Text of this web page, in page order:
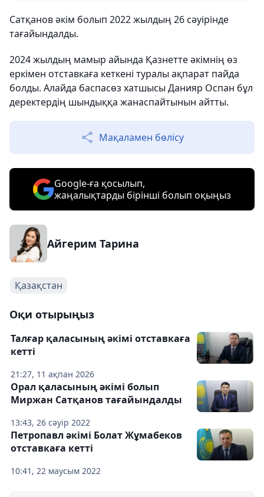
Сатқанов әкім болып 2022 жылдың 26 ​​сәуірінде
тағайындалды.
2024 жылдың мамыр айында Қазнетте әкімнің өз
еркімен отставкаға кеткені туралы ақпарат пайда
болды. Алайда баспасөз хатшысы Данияр Оспан бұл
деректердің шындыққа жанаспайтынын айтты.
Мақаламен бөлісу
Google-ға қосылып,
жаңалықтарды бірінші болып оқыңыз
Айгерим Тарина
Қазақстан
Оқи отырыңыз
21:27, 11 ақпан 2026
Талғар қаласының әкімі отставкаға
кетті
13:43, 26 сәуір 2022
Орал қаласының әкімі болып
Миржан Сатқанов тағайындалды
10:41, 22 маусым 2022
Петропавл әкімі Болат Жұмабеков
отставкаға кетті